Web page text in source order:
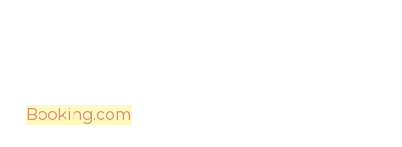
Booking.com